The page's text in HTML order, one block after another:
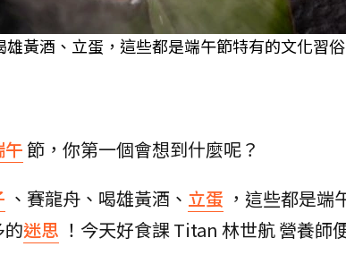
雄黃酒、立蛋，這些都是端午節特有的文化習
午 節，你第一個會想到什麼呢？
、賽龍舟、喝雄黃酒、 立蛋 ，這些都是端
的迷思 ！今天好食課 Titan 林世航 營養師